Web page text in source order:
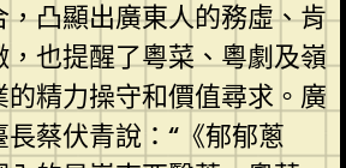
凸顯出廣東人的務虛、肯
也提醒了粵菜、粵劇及嶺
精力操守和價值尋求。廣
蔡伏青說：“《郁郁蔥